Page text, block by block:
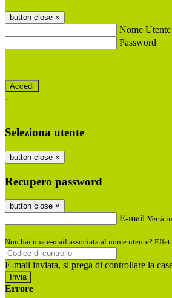
button close ×
Nome Utente
Password
-
Seleziona utente
button close ×
Recupero password
button close ×
E-mail Verrà
Non hai una e-mail associata al nome utente?
E-mail inviata, si prega di controllare la
Errore